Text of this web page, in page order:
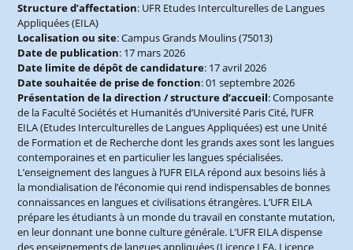
Structure d’affectation: UFR Etudes Interculturelles de Langues
Appliquées (EILA)
Localisation ou site: Campus Grands Moulins (75013)
Date de publication: 17 mars 2026
Date limite de dépôt de candidature: 17 avril 2026
Date souhaitée de prise de fonction: 01 septembre 2026
Présentation de la direction / structure d’accueil: Composante
de la Faculté Sociétés et Humanités d’Université Paris Cité, l’UFR
EILA (Etudes Interculturelles de Langues Appliquées) est une Unité
de Formation et de Recherche dont les grands axes sont les langues
contemporaines et en particulier les langues spécialisées.
L’enseignement des langues à l’UFR EILA répond aux besoins liés à
la mondialisation de l’économie qui rend indispensables de bonnes
connaissances en langues et civilisations étrangères. L’UFR EILA
prépare les étudiants à un monde du travail en constante mutation,
en leur donnant une bonne culture générale. L’UFR EILA dispense
des enseignements de langues appliquées (Licence LEA, Licence